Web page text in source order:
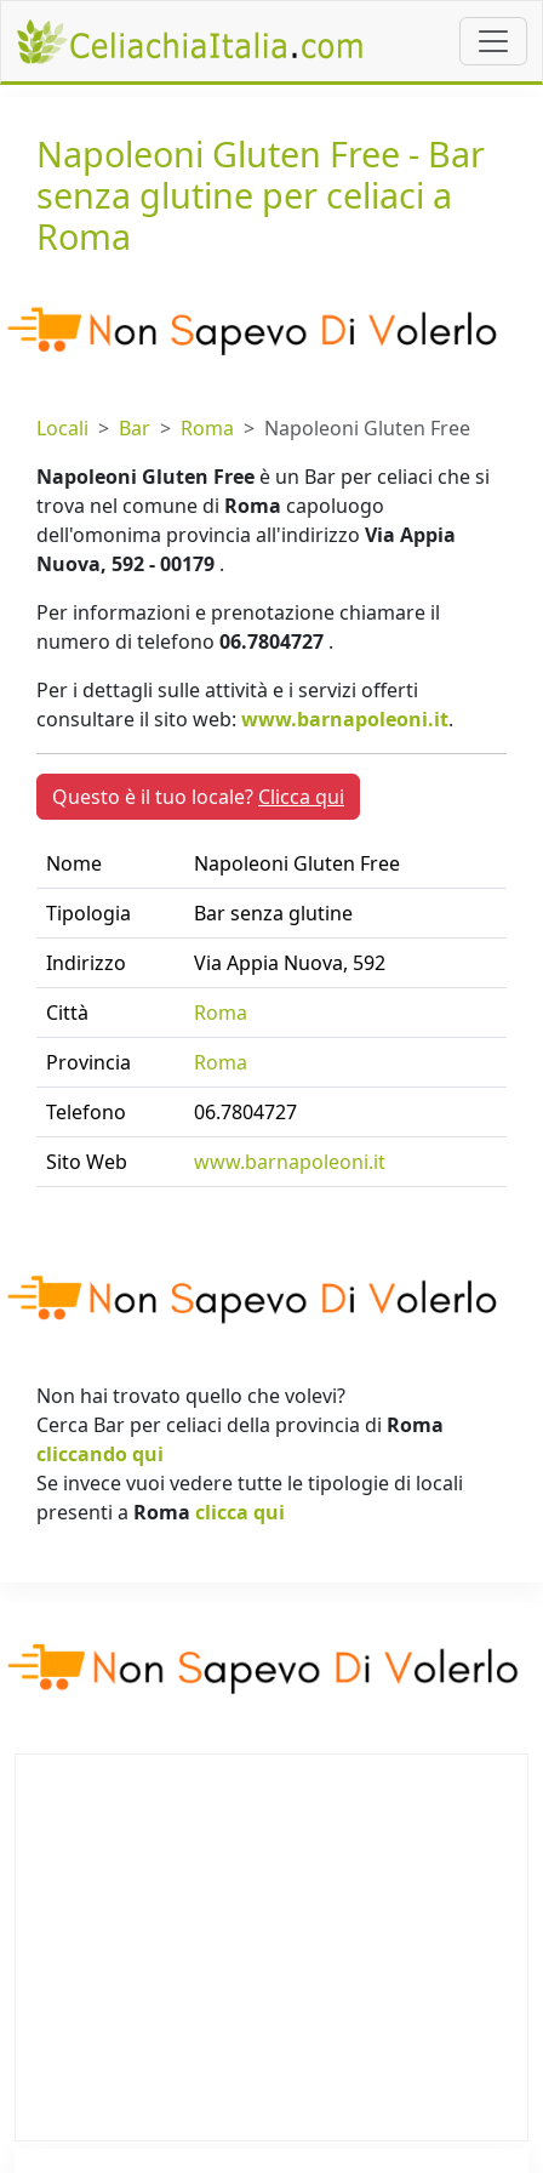
Napoleoni Gluten Free - Bar
senza glutine per celiaci a
Roma
Locali Bar Roma
Napoleoni Gluten Free
Napoleoni Gluten Free è un Bar per celiaci che si
trova nel comune di Roma capoluogo
dell'omonima provincia all'indirizzo Via Appia
Nuova, 592 - 00179 .
Per informazioni e prenotazione chiamare il
numero di telefono 06.7804727 .
Per i dettagli sulle attività e i servizi offerti
consultare il sito web: www.barnapoleoni.it.
Questo è il tuo locale? Clicca qui
Nome
Napoleoni Gluten Free
Tipologia
Bar senza glutine
Indirizzo
Via Appia Nuova, 592
Città
Roma
Provincia
Roma
Telefono
06.7804727
Sito Web
www.barnapoleoni.it
Non hai trovato quello che volevi?
Cerca Bar per celiaci della provincia di Roma
cliccando qui
Se invece vuoi vedere tutte le tipologie di locali
presenti a Roma clicca qui